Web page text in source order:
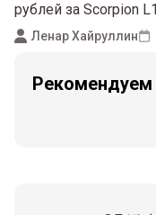
рублей за Scorpion
Ленар Хайруллин
Рекомендуем